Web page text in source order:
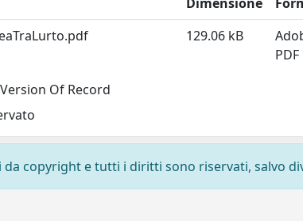
Of Record
129.06 kB
PDF
copyright e tutti i diritti sono riservati, salvo